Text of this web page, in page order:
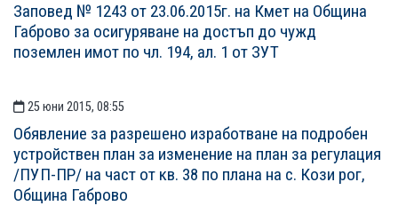
Заповед № 1243 от 23.06.2015г. на Кмет на Община
Габрово за осигуряване на достъп до чужд
поземлен имот по чл. 194, ал. 1 от ЗУТ
25 юни 2015, 08:55
Обявление за разрешено изработване на подробен
устройствен план за изменение на план за регулация
/ПУП-ПР/ на част от кв. 38 по плана на с. Кози рог,
Община Габрово